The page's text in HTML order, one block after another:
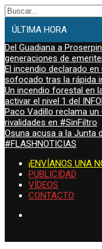
Buscar:
ÚLTIMA HORA
Del Guadiana a
generaciones de
El incendio declarado
sofocado tras la rápida
Un incendio forestal en
activar el nivel 1 del
Paco Vadillo reclama
rivalidades en #SinFiltro
Osuna acusa a la Junta
#FLASHNOTICIAS
¡ENVÍANOS UNA
PUBLICIDAD
VÍDEOS
CONTACTO